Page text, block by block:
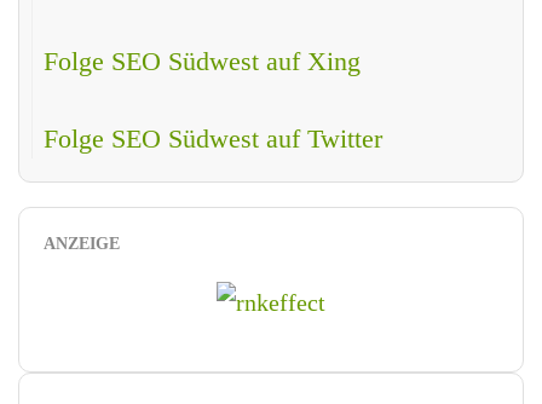
Folge SEO Südwest auf Xing
Folge SEO Südwest auf Twitter
ANZEIGE